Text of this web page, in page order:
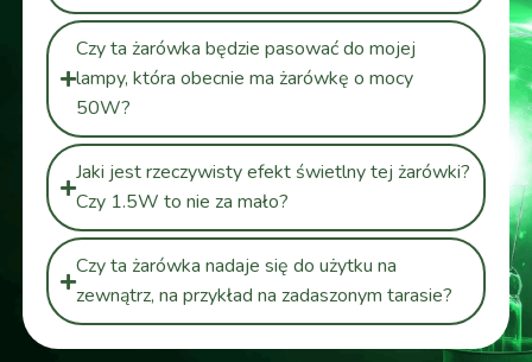
Czy ta żarówka będzie pasować do mojej
lampy, która obecnie ma żarówkę o mocy
50W?
Jaki jest rzeczywisty efekt świetlny tej żarówki?
Czy 1.5W to nie za mało?
Czy ta żarówka nadaje się do użytku na
zewnątrz, na przykład na zadaszonym tarasie?